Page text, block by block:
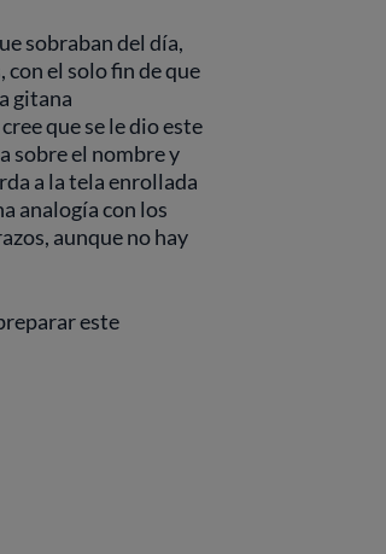
sobraban del día,
el solo fin de que
gitana
que se le dio este
sobre el nombre y
a la tela enrollada
analogía con los
aunque no hay
este